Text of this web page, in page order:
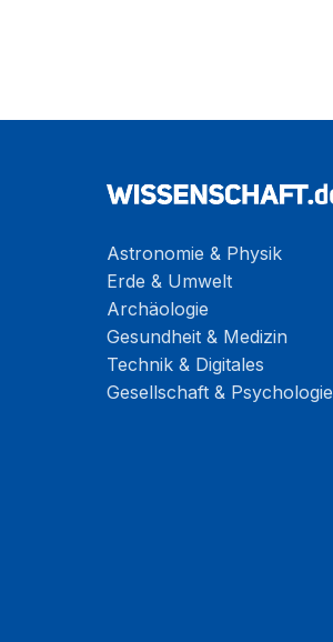
Astronomie & Physik
Erde & Umwelt
Archäologie
Gesundheit & Medizin
Technik & Digitales
Gesellschaft & Psychologie